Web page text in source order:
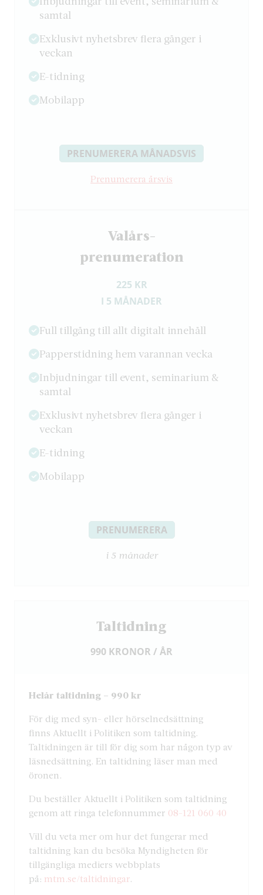
samtal
Exklusivt nyhetsbrev flera gånger i
veckan
E-tidning
Mobilapp
PRENUMERERA MÅNADSVIS
Prenumerera årsvis
Valårs-
­prenumeration
225 KR
I 5 MÅNADER
Full tillgång till allt digitalt innehåll
Papperstidning hem varannan vecka
Inbjudningar till event, seminarium &
samtal
Exklusivt nyhetsbrev flera gånger i
veckan
E-tidning
Mobilapp
PRENUMERERA
i 5 månader
Taltidning
990 KRONOR / ÅR
Helår taltidning – 990 kr
För dig med syn- eller hörselnedsättning
finns Aktuellt i Politiken som taltidning.
Taltidningen är till för dig som har någon typ av
läsnedsättning. En taltidning läser man med
öronen.
Du beställer Aktuellt i Politiken som taltidning
genom att ringa telefonnummer 08-121 060 40
Vill du veta mer om hur det fungerar med
taltidning kan du besöka Myndigheten för
tillgängliga mediers webbplats
på: mtm.se/taltidningar.